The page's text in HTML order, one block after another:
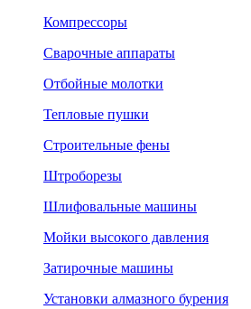
Компрессоры
Сварочные аппараты
Отбойные молотки
Тепловые пушки
Строительные фены
Штроборезы
Шлифовальные машины
Мойки высокого давления
Затирочные машины
Установки алмазного бурения